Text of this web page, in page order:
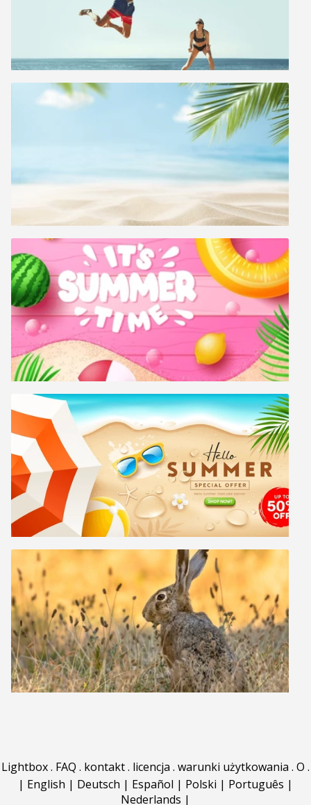
Lightbox. FAQ . kontakt. licencja . warunki użytkowania . O .
| English | Deutsch | Español | Polski | Português |
Nederlands |